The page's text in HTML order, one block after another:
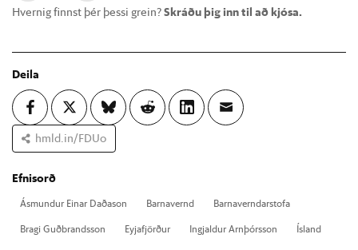
Hvernig finnst þér þessi grein?Skráðu þig inn til að kjósa.
Deila
hmld.in/FDUo
Efnisorð
Ásmund­ur Ein­ar Daða­son Barna­vernd
Barna­vernd­ar­stofa
Bragi Guð­brands­son
Eyja­fjörð­ur Ingj­ald­ur Arn­þórs­son
Ís­land